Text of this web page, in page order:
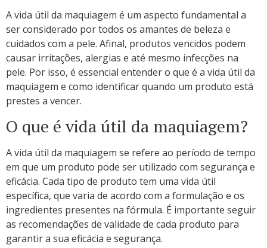
A vida útil da maquiagem é um aspecto fundamental a
ser considerado por todos os amantes de beleza e
cuidados com a pele. Afinal, produtos vencidos podem
causar irritações, alergias e até mesmo infecções na
pele. Por isso, é essencial entender o que é a vida útil da
maquiagem e como identificar quando um produto está
prestes a vencer.
O que é vida útil da maquiagem?
A vida útil da maquiagem se refere ao período de tempo
em que um produto pode ser utilizado com segurança e
eficácia. Cada tipo de produto tem uma vida útil
específica, que varia de acordo com a formulação e os
ingredientes presentes na fórmula. É importante seguir
as recomendações de validade de cada produto para
garantir a sua eficácia e segurança.